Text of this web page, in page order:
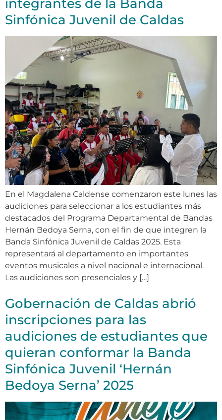
integrantes de la Banda
Sinfónica Juvenil de Caldas
En el Magdalena Caldense comenzaron este lunes las
audiciones para seleccionar a los estudiantes más
destacados del Programa Departamental de Bandas
Hernán Bedoya Serna, con el fin de que integren la
Banda Sinfónica Juvenil de Caldas 2025. Esta
representará al departamento en importantes
eventos musicales a nivel nacional e internacional.
Las audiciones son presenciales y […]
Gobernación de Caldas abrió
inscripciones para las
audiciones de estudiantes que
quieran conformar la Banda
Sinfónica Juvenil ‘Hernán
Bedoya Serna’ 2025